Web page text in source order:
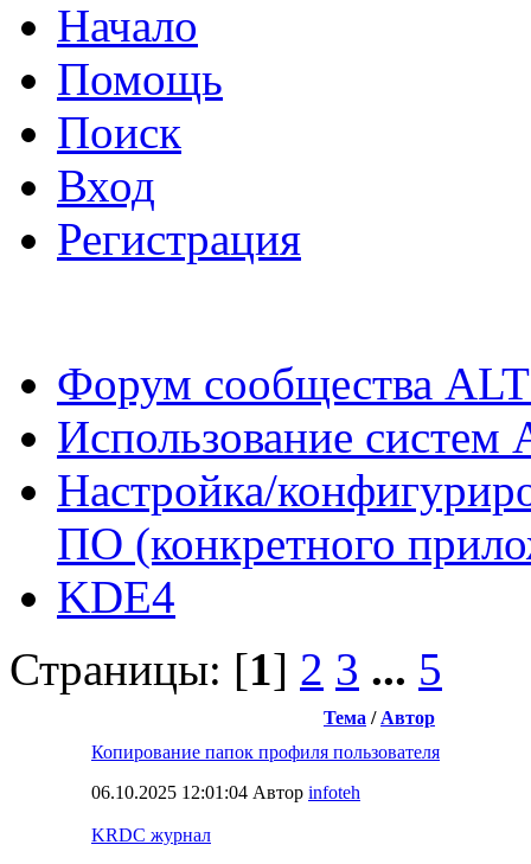
Начало
Помощь
Поиск
Вход
Регистрация
Форум сообщества
Использование систем
Настройка/
ПО (конкретного
KDE4
Страницы: [1] 2 3 ... 5
Тема / Автор
Копирование папок профиля пользователя
06.10.2025 12:01:04 Автор infoteh
KRDC журнал